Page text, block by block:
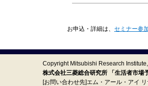
お申込・詳細は、 セミナー参
Copyright Mitsubishi Research
株式会社三菱総合研究所 「生活者市場
[お問い合わせ先]エム・アール・アイ